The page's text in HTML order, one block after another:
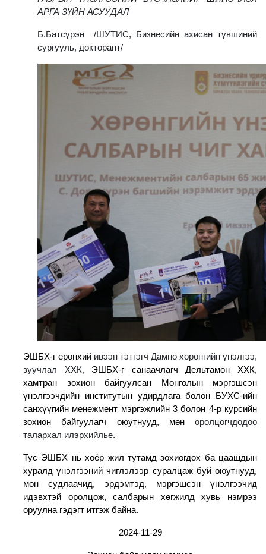
АРГА ЗҮЙН АСУУДАЛ
Б.Батсүрэн /ШУТИС, Бизнесийн ахисан түвшиний
сургууль, докторант/
ЭШБХ-г ерөнхий ивээн тэтгэгч Дамно хөрөнгийн үнэлгээ,
зуучлал ХХК, ЭШБХ-г санаачлагч Дельтамон ХХК,
хамтран зохион байгуулсан Монголын мэргэшсэн
үнэлгээчдийн институтын удирдлага болон БУХС-ийн
санхүүгийн менежмент мэргэжлийн 3 болон 4-р курсийн
зохион байгуулагч оюутнууд, мөн оролцогчдодоо
талархал илэрхийлье.
Тус ЭШБХ нь хоёр жил тутамд зохиогдох ба цаашдын
хуралд үнэлгээний чиглэлээр суралцаж буй оюутнууд,
мөн судлаачид, эрдэмтэд, мэргэшсэн үнэлгээчид
идэвхтэй оролцож, салбарын хөгжилд хувь нэмрээ
оруулна гэдэгт итгэж байна.
2024-11-29